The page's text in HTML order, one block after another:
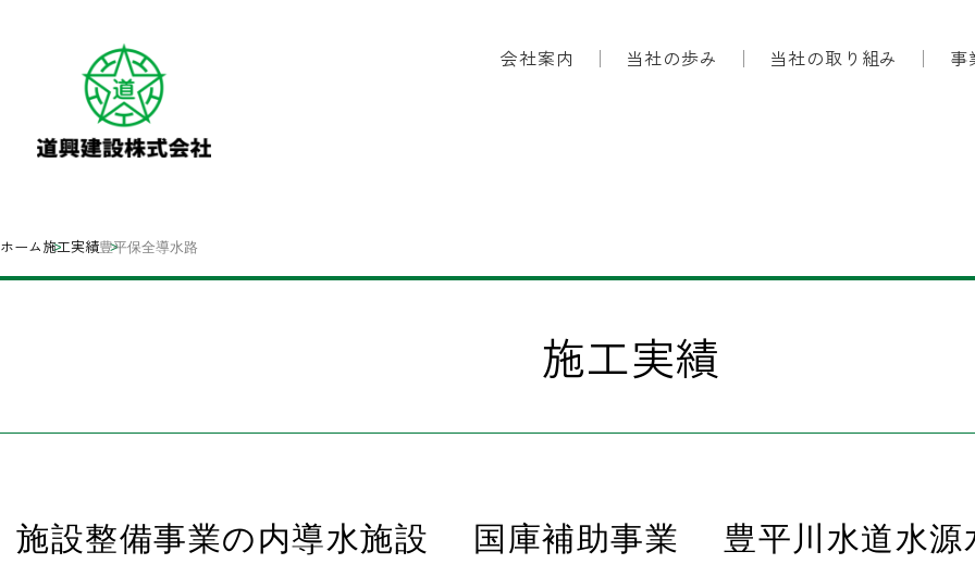
会社案内 当社の歩み 当社の取り組み 事
ホーム施工実績豊平保全導水路
施工実績
施設整備事業の内導水施設 国庫補助事業 豊平川水道水